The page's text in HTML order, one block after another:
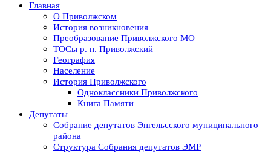
Главная
О Приволжском
История возникновения
Преобразование Приволжского МО
ТОСы р. п. Приволжский
География
Население
История Приволжского
Одноклассники Приволжского
Книга Памяти
Депутаты
Собрание депутатов Энгельсского муниципального
района
Структура Собрания депутатов ЭМР